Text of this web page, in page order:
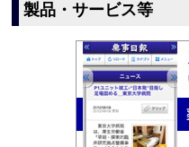
製品・サービス等